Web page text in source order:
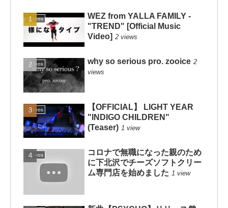
Videos
WEZ from YALLA FAMILY -
"TREND" [Official Music
Video] 2 views
Videos why so serious pro. zooice 2
views
Videos
【OFFICIAL】 LIGHT YEAR
"INDIGO CHILDREN"
(Teaser) 1 view
Videos
コロナで無職になった親のため
に下北沢でチーズソフトクリー
ム専門店を始めました 1 view